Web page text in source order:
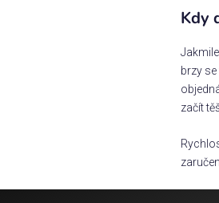
Kdy
brzy
začít